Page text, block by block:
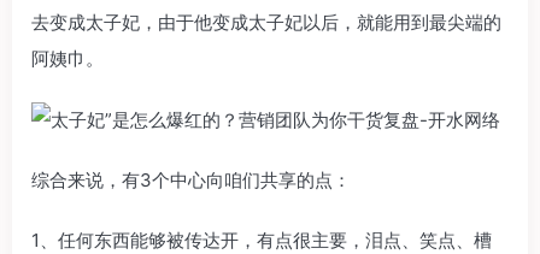
去变成太子妃，由于他变成太子妃以后，就能用到最尖端的
阿姨巾。
综合来说，有3个中心向咱们共享的点：
1、任何东西能够被传达开，有点很主要，泪点、笑点、槽